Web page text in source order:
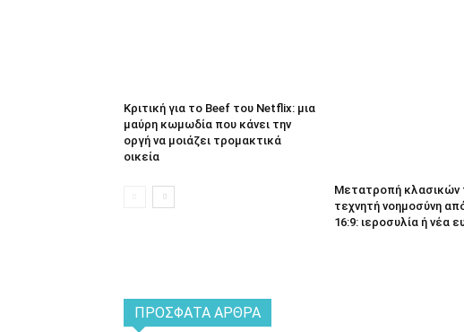
Κριτική για το Beef του Netflix: μια
μαύρη κωμωδία που κάνει την
οργή να μοιάζει τρομακτικά
οικεία
Μετατροπή κλασικών
τεχνητή νοημοσύνη
16:9: ιεροσυλία ή νέα
ΠΡΌΣΦΑΤΑ ΆΡΘΡΑ